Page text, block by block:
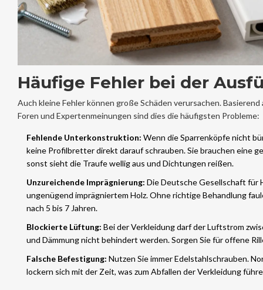
Häufige Fehler bei der
Auch kleine Fehler können große Schäden verursachen. Basierend
Foren und Expertenmeinungen sind dies die häufigsten Probleme:
Fehlende Unterkonstruktion: Wenn die Sparrenköpfe nicht
keine Profilbretter direkt darauf schrauben. Sie brauchen eine
sonst sieht die Traufe wellig aus und Dichtungen reißen.
Unzureichende Imprägnierung: Die Deutsche Gesellschaft für
ungenügend imprägniertem Holz. Ohne richtige Behandlung
nach 5 bis 7 Jahren.
Blockierte Lüftung: Bei der Verkleidung darf der Luftstrom
und Dämmung nicht behindert werden. Sorgen Sie für offene
Falsche Befestigung: Nutzen Sie immer Edelstahlschrauben.
lockern sich mit der Zeit, was zum Abfallen der Verkleidung